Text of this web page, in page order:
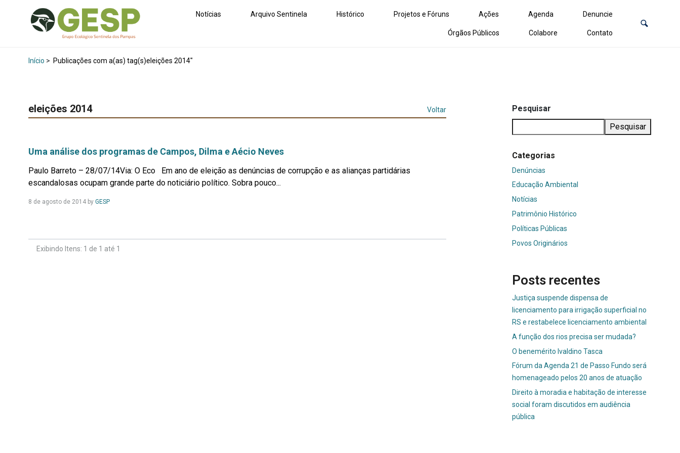
Notícias Arquivo Sentinela Histórico Projetos e Fóruns Ações Agenda Denuncie
Órgãos Públicos Colabore Contato
Início > Publicações com a(as) tag(s)eleições 2014"
eleições 2014 Voltar
Uma análise dos programas de Campos, Dilma e Aécio Neves
Paulo Barreto – 28/07/14Via: O Eco Em ano de eleição as denúncias de corrupção e as alianças partidárias
escandalosas ocupam grande parte do noticiário político. Sobra pouco...
8 de agosto de 2014 by GESPLeia
Exibindo Itens: 1 de 1 até 1
Pesquisar
Pesquisar
Categorias
Denúncias
Educação Ambiental
Notícias
Patrimônio Histórico
Políticas Públicas
Povos Originários
Posts recentes
Justiça suspende dispensa de
licenciamento para irrigação superficial no
RS e restabelece licenciamento ambiental
A função dos rios precisa ser mudada?
O benemérito Ivaldino Tasca
Fórum da Agenda 21 de Passo Fundo será
homenageado pelos 20 anos de atuação
Direito à moradia e habitação de interesse
social foram discutidos em audiência
pública